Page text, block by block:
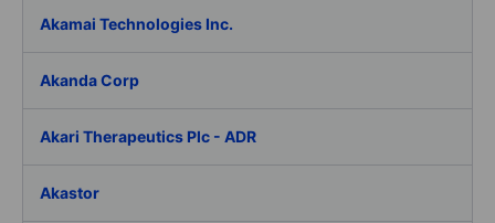
Akamai Technologies Inc.
Akanda Corp
Akari Therapeutics Plc - ADR
Akastor